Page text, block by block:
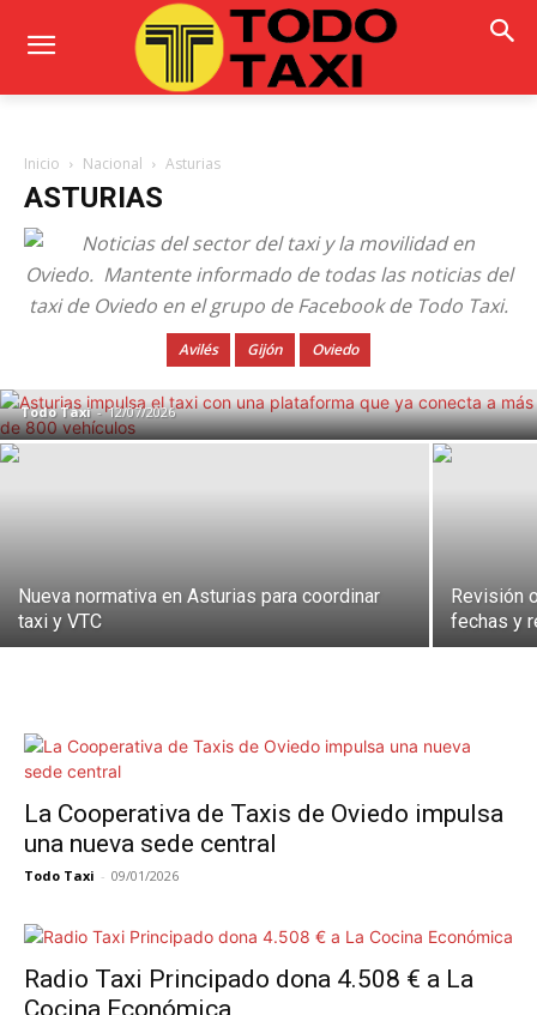
Inicio Nacional Asturias
ASTURIAS
Avilés Gijón Oviedo
Asturias impulsa el taxi con una
plataforma que ya conecta a más de 800
Todo Taxi - 12/07/2026
Nueva normativa en Asturias para coordinar
taxi y VTC
Revisión
fechas y
La Cooperativa de Taxis de Oviedo impulsa
una nueva sede central
Todo Taxi - 09/01/2026
Radio Taxi Principado dona 4.508 € a La